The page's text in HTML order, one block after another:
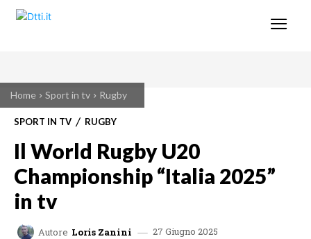
Home Sport in tv Rugby
SPORT IN TV RUGBY
Il World Rugby U20
Championship “Italia 2025”
in tv
Autore Loris Zanini 27 Giugno 2025